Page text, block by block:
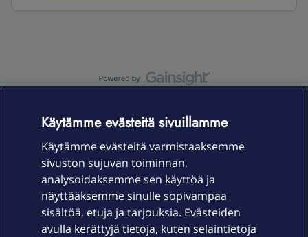
Laitteet & liittymät
Palvelut
Käytämme evästeitä sivuillamme
Käytämme evästeitä varmistaaksemme
sivuston sujuvan toiminnan,
analysoidaksemme sen käyttöä ja
näyttääksemme sinulle sopivampaa
sisältöä, etuja ja tarjouksia. Evästeiden
avulla kerättyjä tietoja, kuten selaintietoja